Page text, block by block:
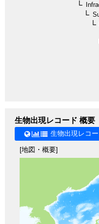
生物出現レコード 概要
生物出現レコ
[地図・概要]